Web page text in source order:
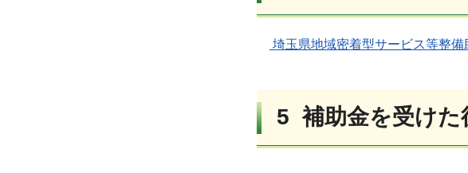
埼玉県地域密着型サービス等整
5 補助金を受けた